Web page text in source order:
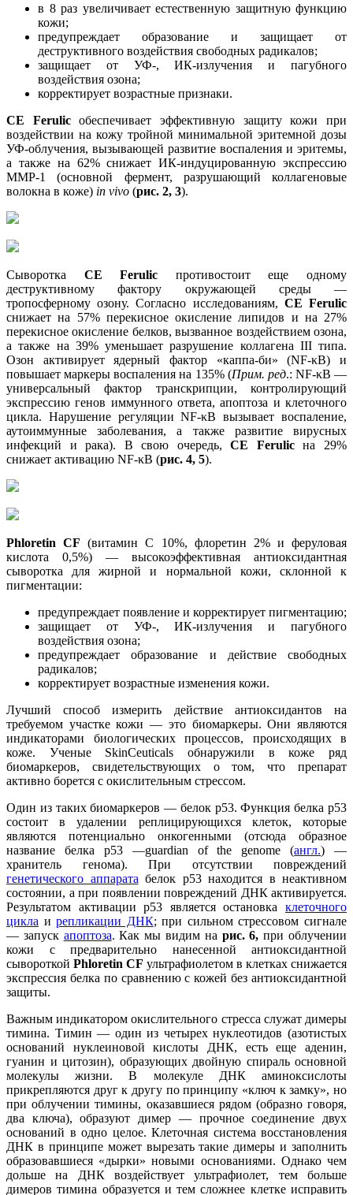
в 8 раз увеличивает естественную защитную функцию
кожи;
предупреждает образование и защищает от
деструктивного воздействия свободных радикалов;
защищает от УФ-, ИК-излучения и пагубного
воздействия озона;
корректирует возрастные признаки.
CE Ferulicобеспечивает эффективную защиту кожи при
воздействии на кожу тройной минимальной эритемной дозы
УФ-облучения, вызывающей развитие воспаления и эритемы,
а также на 62% снижает ИК-индуцированную экспрессию
MMP-1 (основной фермент, разрушающий коллагеновые
волокна в коже) in vivo (рис. 2, 3).
Сыворотка CE Ferulic противостоит еще одному
деструктивному фактору окружающей среды —
тропосферному озону. Согласно исследованиям, CE Ferulic
снижает на 57% перекисное окисление липидов и на 27%
перекисное окисление белков, вызванное воздействием озона,
а также на 39% уменьшает разрушение коллагена III типа.
Озон активирует ядерный фактор «каппа-би» (NF-κB) и
повышает маркеры воспаления на 135% (Прим. ред.: NF-κB —
универсальный фактор транскрипции, контролирующий
экспрессию генов иммунного ответа, апоптоза и клеточного
цикла. Нарушение регуляции NF-κB вызывает воспаление,
аутоиммунные заболевания, а также развитие вирусных
инфекций и рака). В свою очередь,CE Ferulicна 29%
снижает активацию NF-κB (рис. 4, 5).
Phloretin CF (витамин С 10%, флоретин 2% и феруловая
кислота 0,5%) — высокоэффективная антиоксидантная
сыворотка для жирной и нормальной кожи, склонной к
пигментации:
предупреждает появление и корректирует пигментацию;
защищает от УФ-, ИК-излучения и пагубного
воздействия озона;
предупреждает образование и действие свободных
радикалов;
корректирует возрастные изменения кожи.
Лучший способ измерить действие антиоксидантов на
требуемом участке кожи — это биомаркеры. Они являются
индикаторами биологических процессов, происходящих в
коже. Ученые SkinCeuticals обнаружили в коже ряд
биомаркеров, свидетельствующих о том, что препарат
активно борется с окислительным стрессом.
Один из таких биомаркеров — белок р53. Функция белка р53
состоит в удалении реплицирующихся клеток, которые
являются потенциально онкогенными (отсюда образное
название белка р53 —guardian of the genome (англ.) —
хранитель генома). При отсутствии повреждений
генетического аппарата белок р53 находится в неактивном
состоянии, а при появлении повреждений ДНК активируется.
Результатом активации р53 является остановка клеточного
цикла ирепликации ДНК; при сильном стрессовом сигнале
— запуск апоптоза. Как мы видим на рис. 6, при облучении
кожи с предварительно нанесенной антиоксидантной
сывороткой Phloretin CF ультрафиолетом в клетках снижается
экспрессия белка по сравнению с кожей без антиоксидантной
защиты.
Важным индикатором окислительного стресса служат димеры
тимина. Тимин — один из четырех нуклеотидов (азотистых
оснований нуклеиновой кислоты ДНК, есть еще аденин,
гуанин и цитозин), образующих двойную спираль основной
молекулы жизни. В молекуле ДНК аминоксислоты
прикрепляются друг к другу по принципу «ключ к замку», но
при облучении тимины, оказавшиеся рядом (образно говоря,
два ключа), образуют димер — прочное соединение двух
оснований в одно целое. Клеточная система восстановления
ДНК в принципе может вырезать такие димеры и заполнить
образовавшиеся «дырки» новыми основаниями. Однако чем
дольше на ДНК воздействует ультрафиолет, тем больше
димеров тимина образуется и тем сложнее клетке исправить